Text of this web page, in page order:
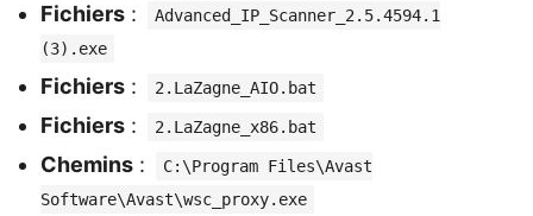
Fichiers :
Advanced_IP_Scanner_2.5.4594.1
(3).exe
Fichiers : 2.LaZagne_AIO.bat
Fichiers : 2.LaZagne_x86.bat
Chemins :
C:\Program Files\Avast
Software\Avast\wsc_proxy.exe